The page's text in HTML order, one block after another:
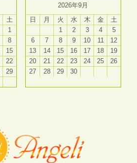
土
1
8
15
22
29
2026年9月
日
月 火 水 木 金
土
1
2 3 4
5
6
7 8 9 10 11
12
13
14 15 16 17 18
19
20
21 22 23 24 25
26
27
28 29 30